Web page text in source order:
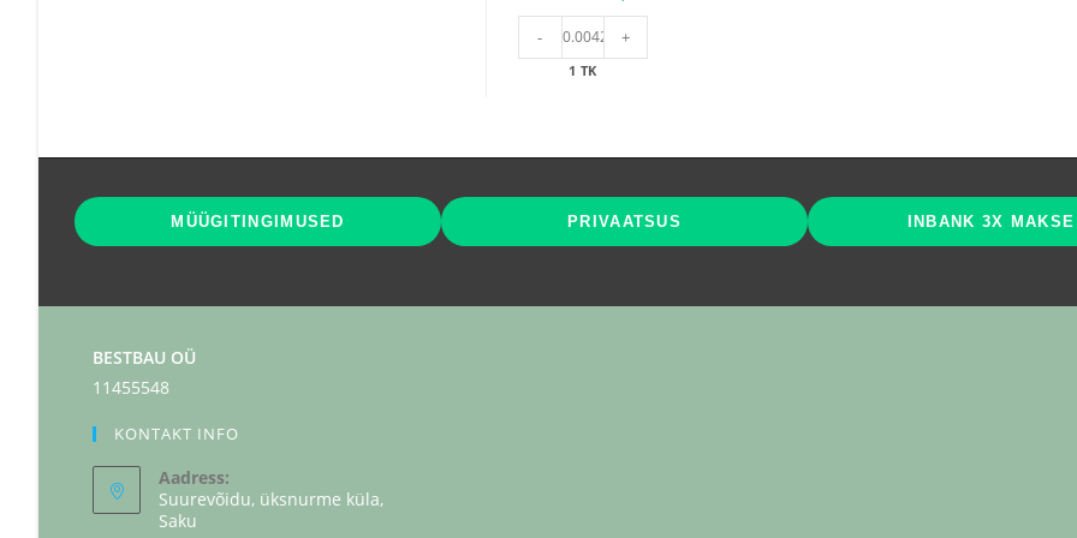
Camo
4,2x60
- +
MÜÜGITINGIMUSED PRIVAATSUS INBANK 3X MAKSE
BESTBAU OÜ
11455548
KONTAKT INFO
Aadress:
Suurevõidu, üksnurme küla,
Saku
1 TK